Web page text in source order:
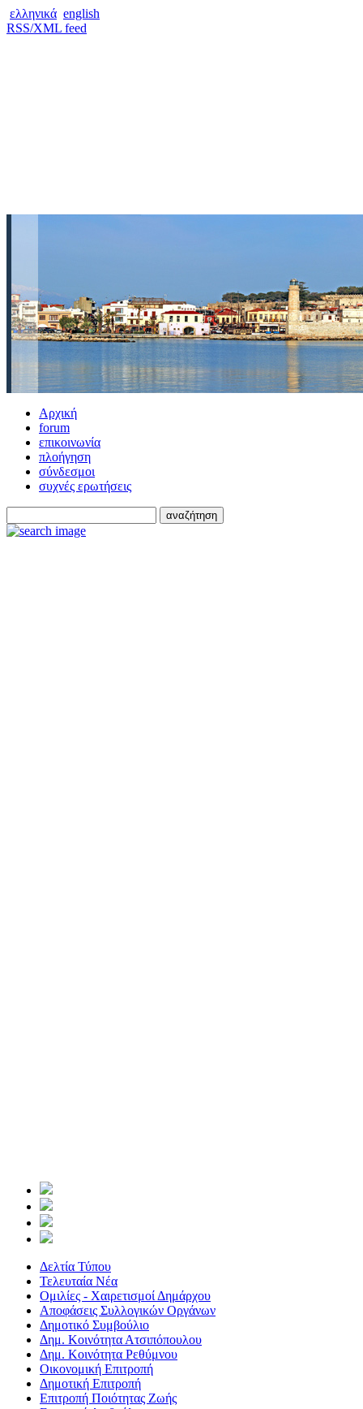
ελληνικά english
RSS/XML feed
Αρχική
forum
επικοινωνία
πλοήγηση
σύνδεσμοι
συχνές ερωτήσεις
Δελτία Τύπου
Τελευταία Νέα
Ομιλίες - Χαιρετισμοί Δημάρχου
Αποφάσεις Συλλογικών Οργάνων
Δημοτικό Συμβούλιο
Δημ. Κοινότητα Ατσιπόπουλου
Δημ. Κοινότητα Ρεθύμνου
Οικονομική Επιτροπή
Δημοτική Επιτροπή
Επιτροπή Ποιότητας Ζωής